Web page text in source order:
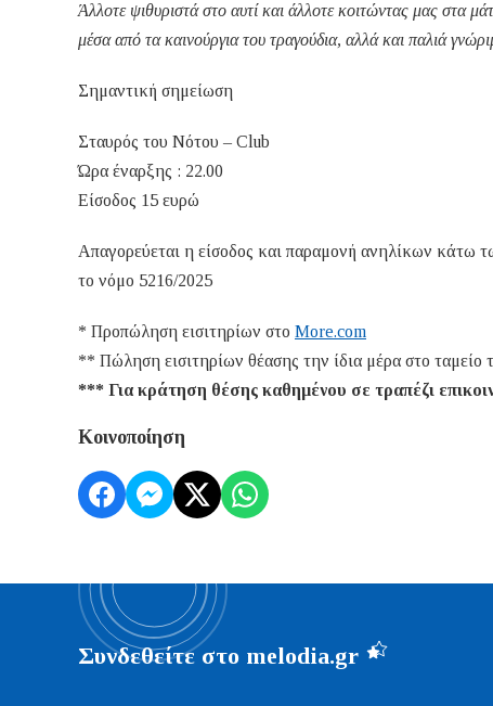
Άλλοτε ψιθυριστά στο αυτί και άλλοτε κοιτώντας μας στα
μέσα από τα καινούργια του τραγούδια, αλλά και παλιά
Σημαντική σημείωση
Σταυρός του Νότου – Club
Ώρα έναρξης : 22.00
Είσοδος 15 ευρώ
Απαγορεύεται η είσοδος και παραμονή ανηλίκων κάτω
το νόμο 5216/2025
* Προπώληση εισιτηρίων στο More.com
** Πώληση εισιτηρίων θέασης την ίδια μέρα στο ταμείο
*** Για κράτηση θέσης καθημένου σε τραπέζι
Κοινοποίηση
Συνδεθείτε στο melodia.gr